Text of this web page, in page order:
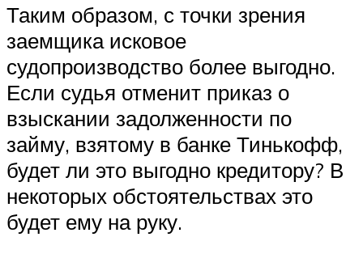
Таким образом, с точки зрения
заемщика исковое
судопроизводство более выгодно.
Если судья отменит приказ о
взыскании задолженности по
займу, взятому в банке Тинькофф,
будет ли это выгодно кредитору? В
некоторых обстоятельствах это
будет ему на руку.